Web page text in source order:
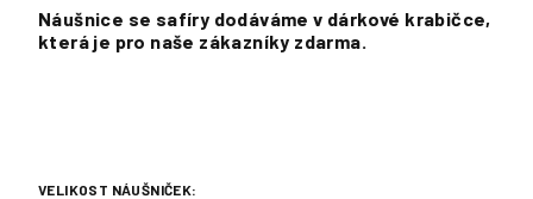
Náušnice se safíry dodáváme v dárkové krabičce,
která je pro naše zákazníky zdarma.
VELIKOST NÁUŠNIČEK: